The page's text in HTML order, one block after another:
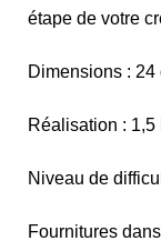
étape de votre
Dimensions : 24
Réalisation : 1,5
Niveau de
Fournitures